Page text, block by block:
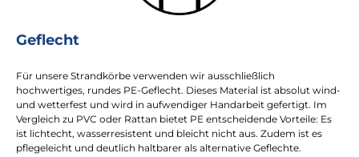
Geflecht
Für unsere Strandkörbe verwenden wir ausschließlich
hochwertiges, rundes PE-Geflecht. Dieses Material ist absolut wind-
und wetterfest und wird in aufwendiger Handarbeit gefertigt. Im
Vergleich zu PVC oder Rattan bietet PE entscheidende Vorteile: Es
ist lichtecht, wasserresistent und bleicht nicht aus. Zudem ist es
pflegeleicht und deutlich haltbarer als alternative Geflechte.